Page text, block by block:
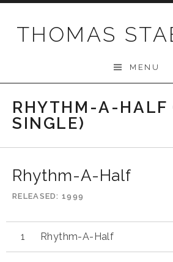
THOMAS
MENU
RHYTHM-A-HALF
SINGLE)
Rhythm-A-Half
RELEASED 1999
Rhythm-A-Half